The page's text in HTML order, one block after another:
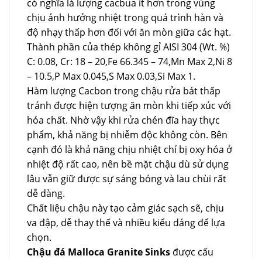
có nghĩa là lượng cacbua ít hơn trong vùng
chịu ảnh hưởng nhiệt trong quá trình hàn và
độ nhạy thấp hơn đối với ăn mòn giữa các hạt.
Thành phần của thép không gỉ AISI 304 (Wt. %)
C: 0.08, Cr: 18 – 20,Fe 66.345 – 74,Mn Max 2,Ni 8
– 10.5,P Max 0.045,S Max 0.03,Si Max 1.
Hàm lượng Cacbon trong chậu rửa bát thấp
tránh được hiện tượng ăn mòn khi tiếp xúc với
hóa chất. Nhờ vậy khi rửa chén đĩa hay thực
phẩm, khả năng bị nhiễm độc không còn. Bên
cạnh đó là khả năng chịu nhiệt chỉ bị oxy hóa ở
nhiệt độ rất cao, nên bề mặt chậu dù sử dụng
lâu vẫn giữ được sự sáng bóng và lau chùi rất
dễ dàng.
Chất liệu chậu này tạo cảm giác sạch sẽ, chịu
va đập, dễ thay thế và nhiều kiểu dáng để lựa
chọn.
Chậu đá Malloca Granite Sinks được cấu